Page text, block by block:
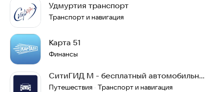
Удмуртия транспорт
Транспорт и навигация
Карта 51
Финансы
СитиГИД М - бесплатный автомобильный
навигатор
Путешествия · Транспорт и навигация